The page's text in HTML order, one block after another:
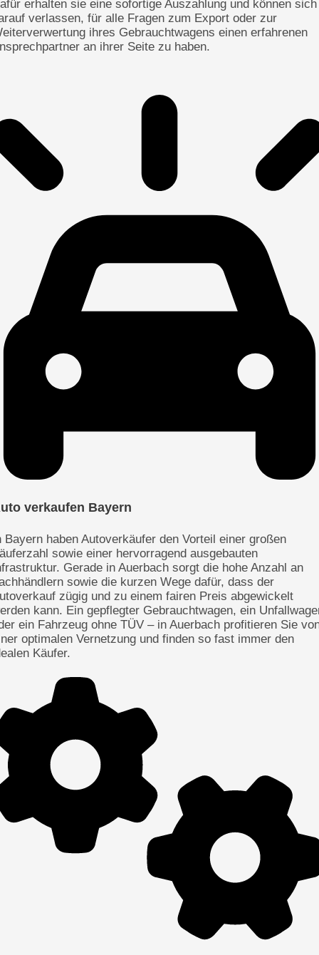
erhalten sie eine sofortige Auszahlung und können sich
verlassen, für alle Fragen zum Export oder zur
ihres Gebrauchtwagens einen erfahrenen
an ihrer Seite zu haben.
verkaufen Bayern
Bayern haben Autoverkäufer den Vorteil einer großen
sowie einer hervorragend ausgebauten
Gerade in Auerbach sorgt die hohe Anzahl an
sowie die kurzen Wege dafür, dass der
zügig und zu einem fairen Preis abgewickelt
kann. Ein gepflegter Gebrauchtwagen, ein
ein Fahrzeug ohne TÜV – in Auerbach profitieren Sie
optimalen Vernetzung und finden so fast immer den
Käufer.